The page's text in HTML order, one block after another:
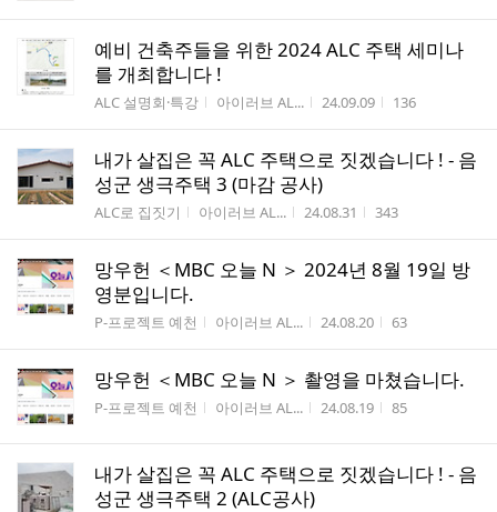
예비 건축주들을 위한 2024 ALC 주택 세미나
를 개최합니다 !
게시판명
ALC 설명회·특강 작성자
아이러브 AL... 작성시간
24.09.09 조회수
136
내가 살집은 꼭 ALC 주택으로 짓겠습니다 ! - 음
성군 생극주택 3 (마감 공사)
게시판명
ALC로 집짓기 작성자
아이러브 AL... 작성시간
24.08.31 조회수
343
망우헌 ＜MBC 오늘 N ＞ 2024년 8월 19일 방
영분입니다.
게시판명
P-프로젝트 예천 작성자
아이러브 AL... 작성시간
24.08.20 조회수
63
망우헌 ＜MBC 오늘 N ＞ 촬영을 마쳤습니다.
게시판명
P-프로젝트 예천 작성자
아이러브 AL... 작성시간
24.08.19 조회수
85
내가 살집은 꼭 ALC 주택으로 짓겠습니다 ! - 음
성군 생극주택 2 (ALC공사)